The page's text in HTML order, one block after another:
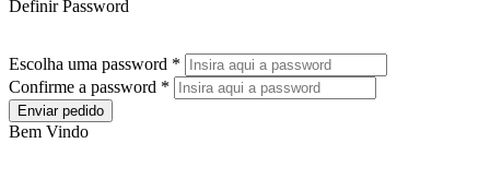
Definir Password
Escolha uma password *
Confirme a password *
Enviar pedido
Bem Vindo